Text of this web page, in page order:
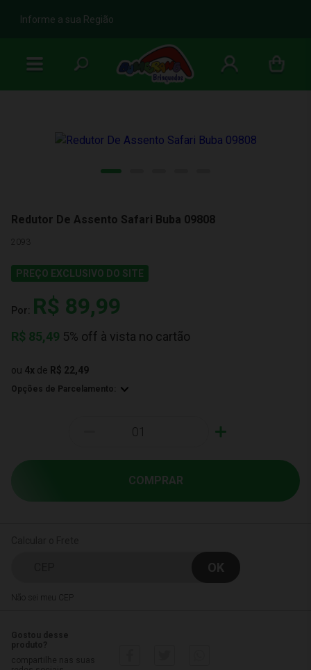
b
Informe a sua Região
Redutor De Assento Safari Buba 09808
2093
PREÇO EXCLUSIVO DO SITE
Por: R$ 89,99
R$ 85,49 5% off à vista no cartão
ou 4x de R$ 22,49
Opções de Parcelamento:
+
COMPRAR
Não sei meu CEP